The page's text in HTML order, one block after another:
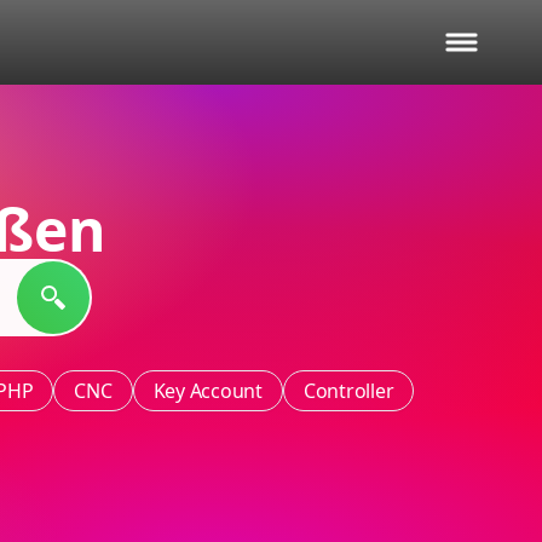
CNC Key Account
Controller